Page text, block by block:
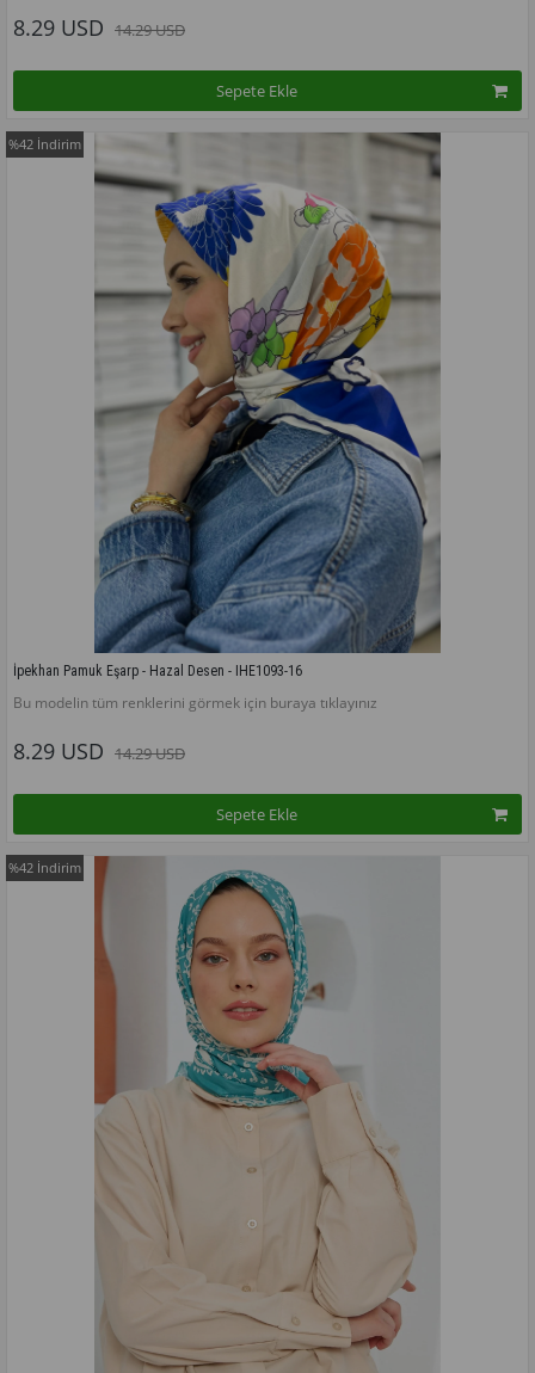
8.29 USD 14.29 USD
Sepete Ekle
İpekhan Pamuk Eşarp - Hazal Desen - IHE1093-16
Bu modelin tüm renklerini görmek için buraya tıklayınız
8.29 USD 14.29 USD
Sepete Ekle
%42 İndirim
%42 İndirim